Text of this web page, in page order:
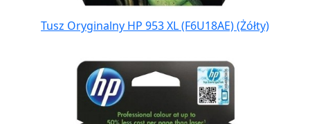
Tusz Oryginalny HP 953 XL (F6U18AE) (Żółty)